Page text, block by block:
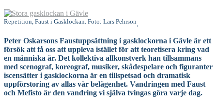
Repetition, Faust i Gasklockan. Foto: Lars Pehrson.
Peter Oskarsons Faustuppsättning i gasklockorna i Gävle är ett
försök att få oss att uppleva istället för att teoretisera kring vad
en människa är. Det kollektiva allkonstverk han tillsammans
med scenograf, koreograf, musiker, skådespelare och figuranter
iscensätter i gasklockorna är en tillspetsad och dramatisk
uppförstoring av allas vår belägenhet. Vandringen med Faust
och Mefisto är den vandring vi själva tvingas göra varje dag.